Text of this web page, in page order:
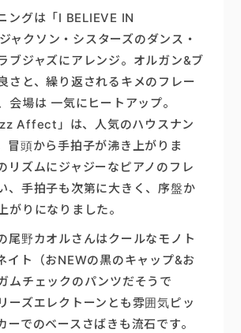
ングは「I BELIEVE IN
ャクソン・シスターズのダンス・
ブジャズにアレンジ。オルガン&ブ
さと、繰り返されるキメのフレー
会場は 一気にヒートアップ。
Affect」は、人気のハウスナン
冒頭から手拍子が沸き上がりま
リズムにジャジーなピアノのフレ
、手拍子も次第に大きく、序盤か
がりになりました。
尾野カオルさんはクールなモノト
イト（おNEWの黒のキャップ&お
ムチェックのパンツだそうで
ーズエレクトーンとも雰囲気ピッ
ーでのベースさばきも流石です。